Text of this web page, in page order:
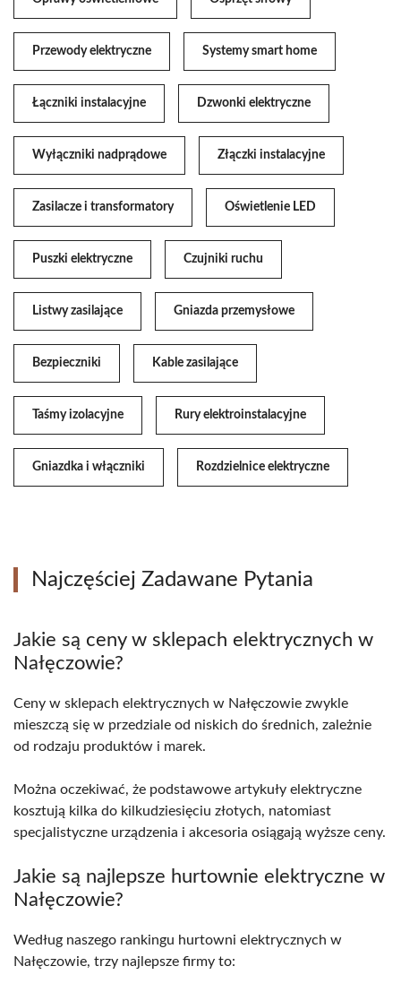
Przewody elektryczne Systemy smart home
Łączniki instalacyjne Dzwonki elektryczne
Wyłączniki nadprądowe Złączki instalacyjne
Zasilacze i transformatory Oświetlenie LED
Puszki elektryczne Czujniki ruchu
Listwy zasilające Gniazda przemysłowe
Bezpieczniki Kable zasilające
Taśmy izolacyjne Rury elektroinstalacyjne
Gniazdka i włączniki Rozdzielnice elektryczne
Najczęściej Zadawane Pytania
Jakie są ceny w sklepach elektrycznych w
Nałęczowie?
Ceny w sklepach elektrycznych w Nałęczowie zwykle
mieszczą się w przedziale od niskich do średnich, zależnie
od rodzaju produktów i marek.
Można oczekiwać, że podstawowe artykuły elektryczne
kosztują kilka do kilkudziesięciu złotych, natomiast
specjalistyczne urządzenia i akcesoria osiągają wyższe ceny.
Jakie są najlepsze hurtownie elektryczne w
Nałęczowie?
Według naszego rankingu hurtowni elektrycznych w
Nałęczowie, trzy najlepsze firmy to: